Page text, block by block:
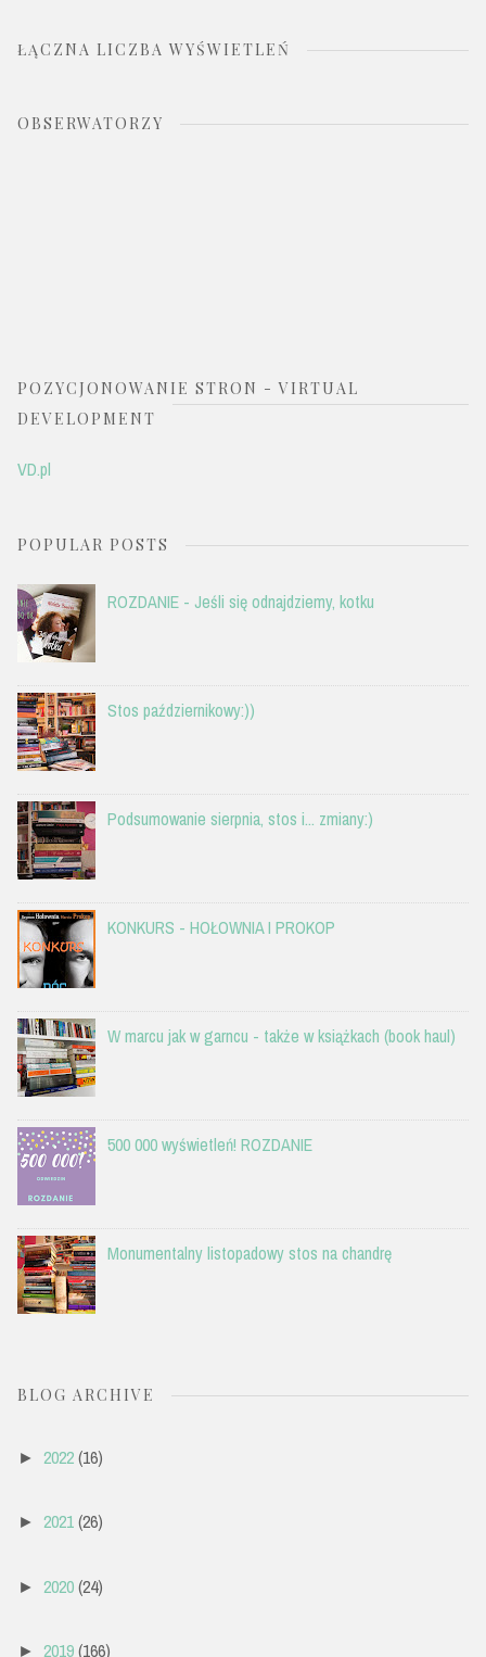
ŁĄCZNA LICZBA WYŚWIETLEŃ
OBSERWATORZY
POZYCJONOWANIE STRON - VIRTUAL
DEVELOPMENT
VD.pl
POPULAR POSTS
ROZDANIE - Jeśli się odnajdziemy, kotku
Stos październikowy:))
Podsumowanie sierpnia, stos i... zmiany:)
KONKURS - HOŁOWNIA I PROKOP
W marcu jak w garncu - także w książkach (book haul)
500 000 wyświetleń! ROZDANIE
Monumentalny listopadowy stos na chandrę
BLOG ARCHIVE
► 2022(16)
► 2021(26)
► 2020(24)
► 2019(166)